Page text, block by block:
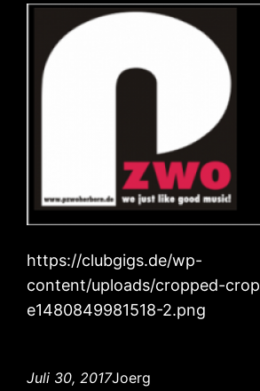
https://clubgigs.de/wp-
content/uploads/cropped-
e1480849981518-2.png
Juli 30, 2017Joerg